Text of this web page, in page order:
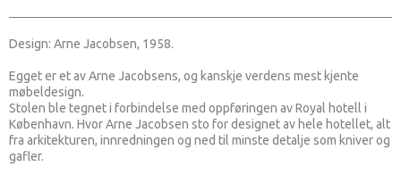
Design: Arne Jacobsen, 1958.
Egget er et av Arne Jacobsens, og kanskje verdens mest kjente
møbeldesign.
Stolen ble tegnet i forbindelse med oppføringen av Royal hotell i
København. Hvor Arne Jacobsen sto for designet av hele hotellet, alt
fra arkitekturen, innredningen og ned til minste detalje som kniver og
gafler.